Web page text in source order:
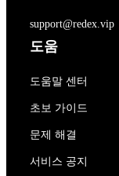
support@redex.vip
도움
도움말 센터
초보 가이드
문제 해결
서비스 공지